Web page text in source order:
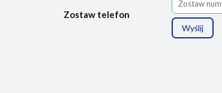
Zostaw telefon
Wyślij